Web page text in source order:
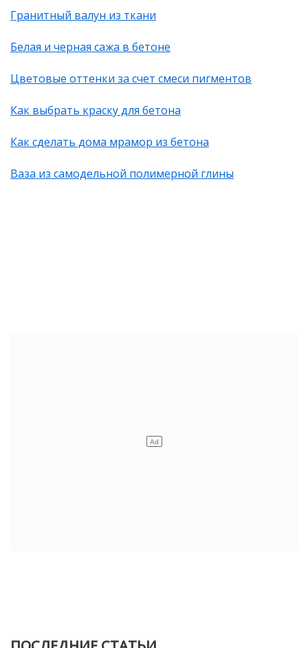
Гранитный валун из ткани
Белая и черная сажа в бетоне
Цветовые оттенки за счет смеси пигментов
Как выбрать краску для бетона
Как сделать дома мрамор из бетона
Ваза из самодельной полимерной глины